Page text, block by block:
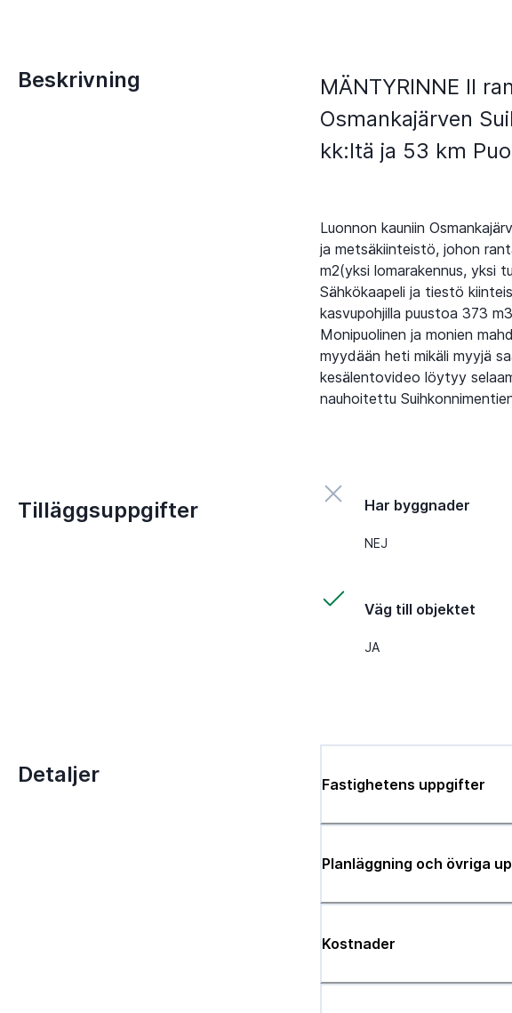
Beskrivning
MÄNTYRINNE II
Osmankajärven
kk:ltä ja 53 km
Luonnon kauniin
ja metsäkiinteistö, johon
m2(yksi lomarakennus, yksi
Sähkökaapeli ja tiestö
kasvupohjilla puustoa 373
Monipuolinen ja monien
myydään heti mikäli myyjä
kesälentovideo löytyy
nauhoitettu
Tilläggsuppgifter Har byggnader
NEJ
Väg till objektet
JA
Detaljer Fastighetens uppgifter
Planläggning och övriga
Kostnader